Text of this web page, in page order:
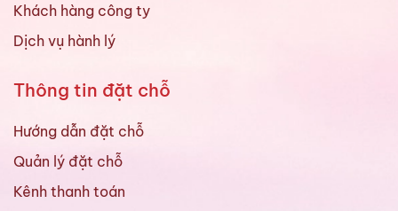
Khách hàng công ty
Dịch vụ hành lý
Thông tin đặt chỗ
Hướng dẫn đặt chỗ
Quản lý đặt chỗ
Kênh thanh toán